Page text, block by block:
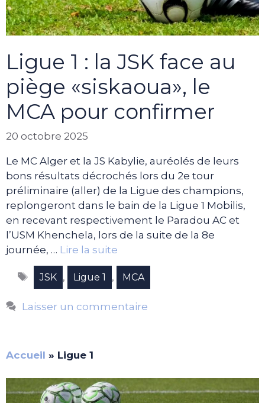
Ligue 1 : la JSK face au
piège «siskaoua», le
MCA pour confirmer
20 octobre 2025
Le MC Alger et la JS Kabylie, auréolés de leurs
bons résultats décrochés lors du 2e tour
préliminaire (aller) de la Ligue des champions,
replongeront dans le bain de la Ligue 1 Mobilis,
en recevant respectivement le Paradou AC et
l’USM Khenchela, lors de la suite de la 8e
journée, … Lire la suite
Étiquettes
JSK , Ligue 1 , MCA
Laisser un commentaire
Accueil » Ligue 1